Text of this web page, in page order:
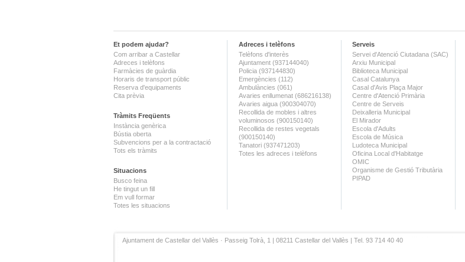
Et podem ajudar?
Com arribar a Castellar
Adreces i telèfons
Farmàcies de guàrdia
Horaris de transport públic
Reserva d'equipaments
Cita prèvia
Tràmits Freqüents
Instància genèrica
Bústia oberta
Subvencions per a la contractació
Tots els tràmits
Situacions
Busco feina
He tingut un fill
Em vull formar
Totes les situacions
Adreces i telèfons
Telèfons d'interès
Ajuntament (937144040)
Policia (937144830)
Emergències (112)
Ambulàncies (061)
Avaries enllumenat (686216138)
Avaries aigua (900304070)
Recollida de mobles i altres
voluminosos (900150140)
Recollida de restes vegetals
(900150140)
Tanatori (937471203)
Totes les adreces i telèfons
Serveis
Servei d'Atenció Ciutadana (SAC)
Arxiu Municipal
Biblioteca Municipal
Casal Catalunya
Casal d'Avis Plaça Major
Centre d'Atenció Primària
Centre de Serveis
Deixalleria Municipal
El Mirador
Escola d'Adults
Escola de Música
Ludoteca Municipal
Oficina Local d'Habitatge
OMIC
Organisme de Gestió Tributària
PIPAD
Ajuntament de Castellar del Vallès · Passeig Tolrà, 1 | 08211 Castellar del Vallès | Tel. 93 714 40 40